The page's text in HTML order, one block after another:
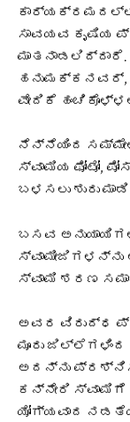
ಕಾರ್ಯಕ್ರಮದಲ್ಲಿ
ಸಾವಯವ ಕೃಷಿಯ
ಹನುಮಕ್ಕನವರ್,
ವೇದಿಕೆ
ನೆನ್ನೆಯಿಂದ
ಸ್ವಾಮಿಯ ಫೋಟೋ,
ಬಳಸಲು ಶುರು
ಬಸವ
ಸ್ವಾಮಿ ಶರಣ
ಅವರ ವಿರುದ್ಧ
ಮೂರು
ಅದನ್ನು ಪ್ರಶ್ನಿಸಿ
ಕನ್ನೇರಿ ಸ್ವಾಮಿಗೆ
ಯೋಗ್ಯವಾದ